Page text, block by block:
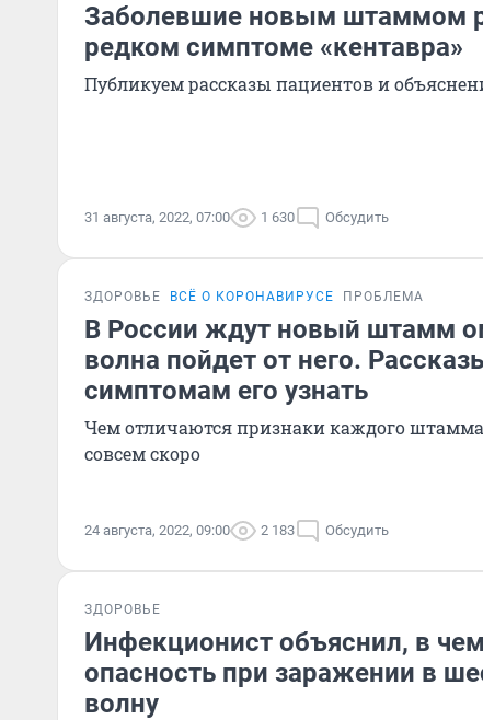
Заболевшие новым штаммом
редком симптоме «кентавра»
Публикуем рассказы пациентов и
31 августа, 2022, 07:00 1 630 Обсудить
ЗДОРОВЬЕ ВСЁ О КОРОНАВИРУСЕ ПРОБЛЕМА
В России ждут новый штамм
волна пойдет от него.
симптомам его узнать
Чем отличаются признаки каждого
совсем скоро
24 августа, 2022, 09:00 2 183 Обсудить
ЗДОРОВЬЕ
Инфекционист объяснил, в
опасность при заражении в
волну